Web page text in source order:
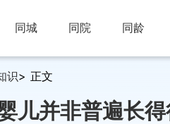
同城 同院 同龄
识> 正文
儿并非普遍长